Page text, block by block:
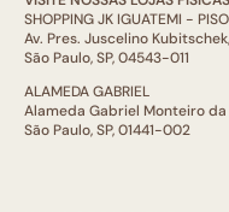
SHOPPING JK IGUATEMI -
Av. Pres. Juscelino
São Paulo, SP, 04543-011
ALAMEDA GABRIEL
Alameda Gabriel Monteiro da
São Paulo, SP, 01441-002